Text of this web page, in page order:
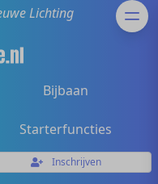
Lichting
Bijbaan
Starterfuncties
Inschrijven